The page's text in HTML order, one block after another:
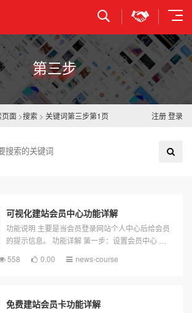
立即提交
第三步
页面 >搜索 > 关键词第三步第1页 注册登录
可视化建站会员中心功能详解
功能说明 主要是当会员登录网站个人中心后给会员
的提示信息。 功能详解 第一步：设置会员中心 第
558 0.00 news-course
免费建站会员卡功能详解